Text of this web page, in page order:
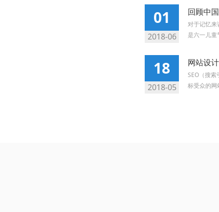
01
2018-06
回顾中
对于记忆来
是六一儿
18
2018-05
网站设
SEO（搜
标受众的网